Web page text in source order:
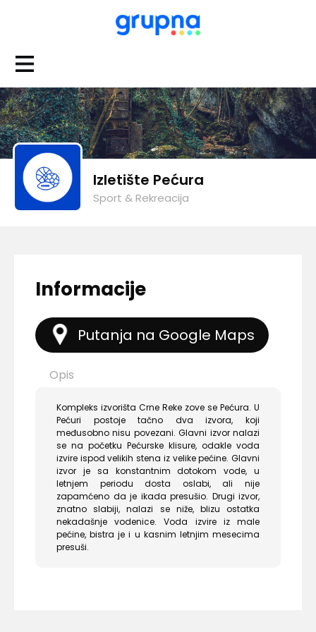
Izletište Pećura
Sport & Rekreacija
Informacije
Putanja na Google Maps
Opis
Kompleks izvorišta Crne Reke zove se Pećura. U
Pećuri postoje tačno dva izvora, koji
međusobno nisu povezani. Glavni izvor nalazi
se na početku Pećurske klisure, odakle voda
izvire ispod velikih stena iz velike pećine. Glavni
izvor je sa konstantnim dotokom vode, u
letnjem periodu dosta oslabi, ali nije
zapamćeno da je ikada presušio. Drugi izvor,
znatno slabiji, nalazi se niže, blizu ostatka
nekadašnje vodenice. Voda izvire iz male
pećine, bistra je i u kasnim letnjim mesecima
presuši.